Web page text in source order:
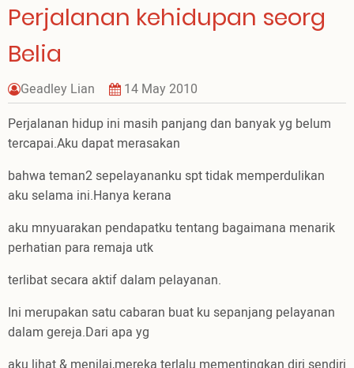
Perjalanan kehidupan seorg
Belia
Geadley Lian
14 May 2010
Perjalanan hidup ini masih panjang dan banyak yg belum
tercapai.Aku dapat merasakan
bahwa teman2 sepelayananku spt tidak memperdulikan
aku selama ini.Hanya kerana
aku mnyuarakan pendapatku tentang bagaimana menarik
perhatian para remaja utk
terlibat secara aktif dalam pelayanan.
Ini merupakan satu cabaran buat ku sepanjang pelayanan
dalam gereja.Dari apa yg